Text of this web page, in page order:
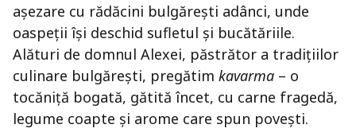
așezare cu rădăcini bulgărești adânci, unde
oaspeții își deschid sufletul și bucătăriile.
Alături de domnul Alexei, păstrător a tradițiilor
culinare bulgărești, pregătim kavarma – o
tocăniță bogată, gătită încet, cu carne fragedă,
legume coapte și arome care spun povești.